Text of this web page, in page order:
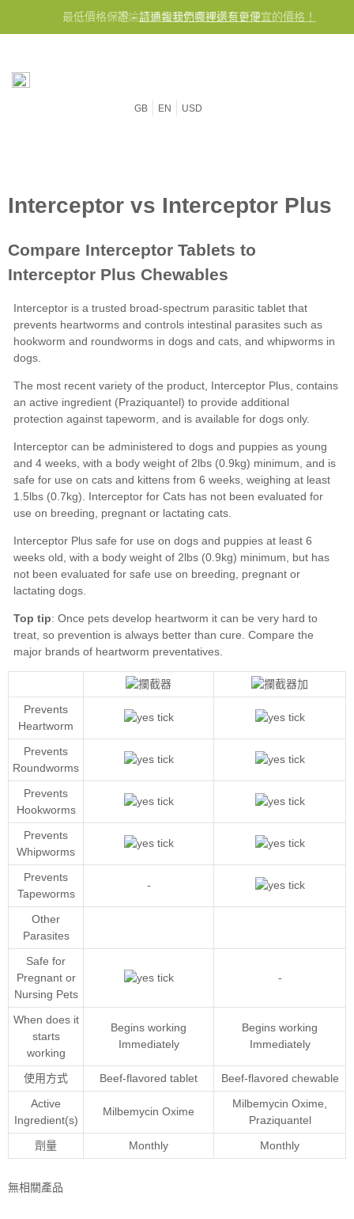
最低價格保證 -請通報我們哪裡還有更便宜的價格！
不論訂單金額免費運送至台灣
GB EN USD
Top tip
Compare the
major brands of heartworm preventatives
Prevents
Heartworm
Prevents
Roundworms
Prevents
Hookworms
Prevents
Whipworms
Prevents
Tapeworms
-
Other
Parasites
Safe for
Pregnant or
Nursing Pets
-
When does it
starts
working
Begins working
Immediately
Begins working
Immediately
使用方式 Beef-flavored tablet
Beef-flavored chewable
Active
Ingredient(s)
Milbemycin Oxime
Milbemycin Oxime
Praziquantel
劑量
Monthly Monthly
無相關產品